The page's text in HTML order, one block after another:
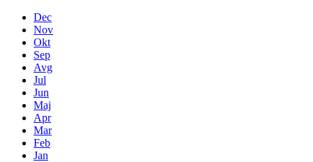
Dec
Nov
Okt
Sep
Avg
Jul
Jun
Maj
Apr
Mar
Feb
Jan